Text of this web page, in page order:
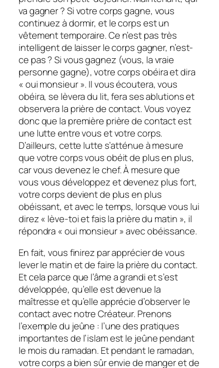
va gagner ? Si votre corps gagne, vous
continuez à dormir, et le corps est un
vêtement temporaire. Ce n’est pas très
intelligent de laisser le corps gagner, n’est-
ce pas ? Si vous gagnez (vous, la vraie
personne gagne), votre corps obéira et dira
« oui monsieur ». Il vous écoutera, vous
obéira, se lèvera du lit, fera ses ablutions et
observera la prière de contact. Vous voyez
donc que la première prière de contact est
une lutte entre vous et votre corps.
D’ailleurs, cette lutte s’atténue à mesure
que votre corps vous obéit de plus en plus,
car vous devenez le chef. À mesure que
vous vous développez et devenez plus fort,
votre corps devient de plus en plus
obéissant, et avec le temps, lorsque vous lui
direz « lève-toi et fais la prière du matin », il
répondra « oui monsieur » avec obéissance.
En fait, vous finirez par apprécier de vous
lever le matin et de faire la prière du contact.
Et cela parce que l’âme a grandi et s’est
développée, qu’elle est devenue la
maîtresse et qu’elle apprécie d’observer le
contact avec notre Créateur. Prenons
l’exemple du jeûne : l’une des pratiques
importantes de l’islam est le jeûne pendant
le mois du ramadan. Et pendant le ramadan,
votre corps a bien sûr envie de manger et de